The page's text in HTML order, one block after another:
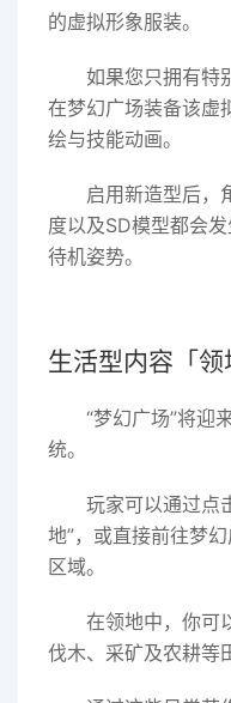
的虚拟形象服装。
如果您只拥有特
在梦幻广场装备该虚
绘与技能动画。
启用新造型后，
度以及SD模型都会
待机姿势。
生活型内容「领
“梦幻广场”将迎
统。
玩家可以通过点
地”，或直接前往梦
区域。
在领地中，你可
伐木、采矿及农耕等